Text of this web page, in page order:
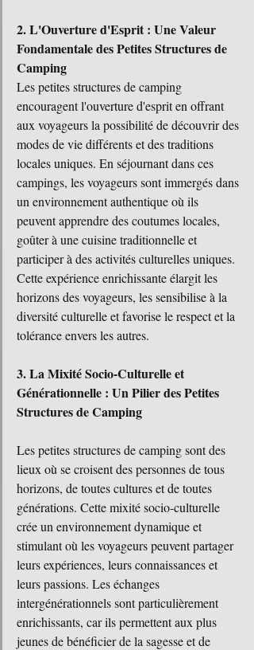
2. L'Ouverture d'Esprit : Une Valeur
Fondamentale des Petites Structures de
Camping
Les petites structures de camping
encouragent l'ouverture d'esprit en offrant
aux voyageurs la possibilité de découvrir des
modes de vie différents et des traditions
locales uniques. En séjournant dans ces
campings, les voyageurs sont immergés dans
un environnement authentique où ils
peuvent apprendre des coutumes locales,
goûter à une cuisine traditionnelle et
participer à des activités culturelles uniques.
Cette expérience enrichissante élargit les
horizons des voyageurs, les sensibilise à la
diversité culturelle et favorise le respect et la
tolérance envers les autres.
3. La Mixité Socio-Culturelle et
Générationnelle : Un Pilier des Petites
Structures de Camping
Les petites structures de camping sont des
lieux où se croisent des personnes de tous
horizons, de toutes cultures et de toutes
générations. Cette mixité socio-culturelle
crée un environnement dynamique et
stimulant où les voyageurs peuvent partager
leurs expériences, leurs connaissances et
leurs passions. Les échanges
intergénérationnels sont particulièrement
enrichissants, car ils permettent aux plus
jeunes de bénéficier de la sagesse et de